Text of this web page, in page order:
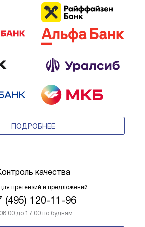
ПОДРОБНЕЕ
качества
претензий и предложений:
(495) 120-11-96
до 17:00 по будням